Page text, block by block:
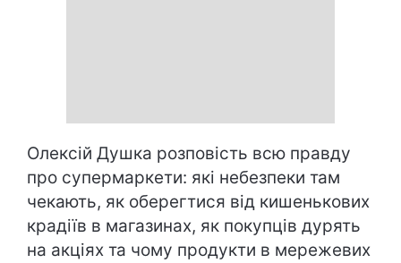
Олексій Душка розповість всю правду
про супермаркети: які небезпеки там
чекають, як оберегтися від кишенькових
крадіїв в магазинах, як покупців дурять
на акціях та чому продукти в мережевих